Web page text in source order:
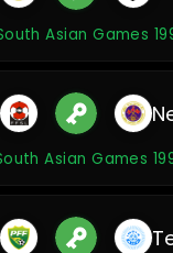
Asian Games
Asian Games